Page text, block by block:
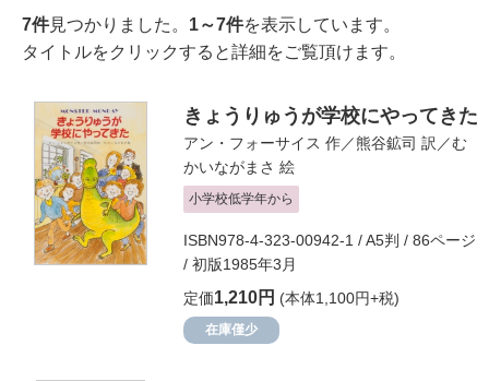
7件見つかりました。 1～7件を表示しています。
タイトルをクリックすると詳細をご覧頂けます。
きょうりゅうが学校にやってきた
アン・フォーサイス 作／熊谷鉱司 訳／む
かいながまさ 絵
小学校低学年から
ISBN978-4-323-00942-1 / A5判 / 86ページ
/ 初版1985年3月
定価1,210円 (本体1,100円+税)
在庫僅少